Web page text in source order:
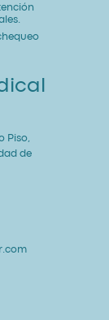
Piso,
de